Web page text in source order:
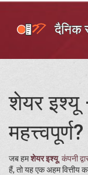
शेयर इश्यू
महत्त्वपूर्ण?
जब हमशेयर इश्यू, कंपनी
हैं, तो यह एक अहम वित्तीय